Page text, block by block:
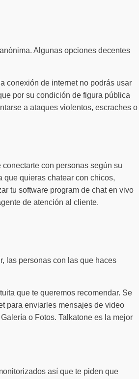
Algunas opciones decentes
conexión de internet no podrás usar
por su condición de figura pública
a ataques violentos, escraches o
con personas según su
que quieras chatear con chicos,
tu software program de chat en vivo
de atención al cliente.
las personas con las que haces
que te queremos recomendar. Se
para enviarles mensajes de video
o Fotos. Talkatone es la mejor
así que te piden que